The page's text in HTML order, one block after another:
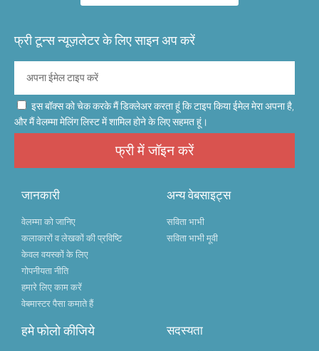
फ्री टून्स न्यूज़लेटर के लिए साइन अप करें
इस बॉक्स को चेक करके मैं डिक्लेअर करता हूं कि टाइप किया ईमेल मेरा अपना है,
और मैं वेलम्मा मेलिंग लिस्ट में शामिल होने के लिए सहमत हूं।
फ्री में जॉइन करें
जानकारी
वेलम्मा को जानिए
कलाकारों व लेखकों की प्रविष्टि
केवल वयस्कों के लिए
गोपनीयता नीति
हमारे लिए काम करें
वेबमास्टर पैसा कमाते हैं
अन्य वेबसाइट्स
सविता भाभी
सविता भाभी मूवी
हमे फोलो कीजिये सदस्यता